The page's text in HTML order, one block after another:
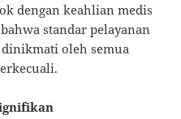
dengan keahlian medis
standar pelayanan
oleh semua